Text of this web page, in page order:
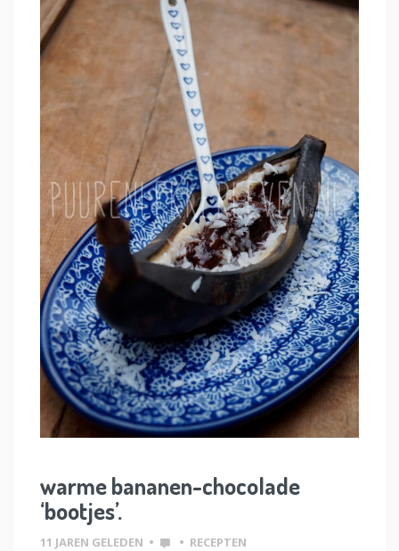
warme bananen-chocolade
‘bootjes’.
11 JAREN GELEDEN • • RECEPTEN